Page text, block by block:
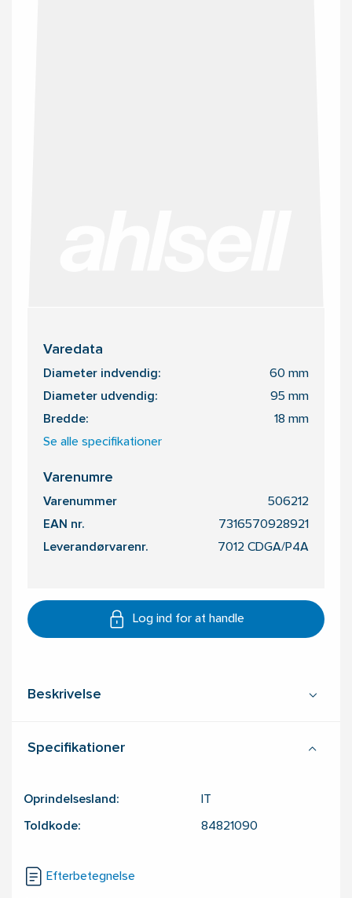
Varedata
Diameter indvendig: 60 mm
Diameter udvendig: 95 mm
Bredde: 18 mm
Se alle specifikationer
Varenumre
Varenummer 506212
EAN nr. 7316570928921
Leverandørvarenr. 7012 CDGA/P4A
Log ind for at handle
Beskrivelse
Specifikationer
Oprindelsesland:
Toldkode: 84821090
Efterbetegnelse